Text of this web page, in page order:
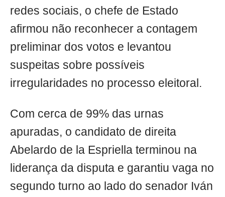
redes sociais, o chefe de Estado
afirmou não reconhecer a contagem
preliminar dos votos e levantou
suspeitas sobre possíveis
irregularidades no processo eleitoral.
Com cerca de 99% das urnas
apuradas, o candidato de direita
Abelardo de la Espriella terminou na
liderança da disputa e garantiu vaga no
segundo turno ao lado do senador Iván